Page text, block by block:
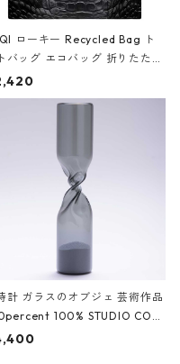
ローキー Recycled Bag ト
バッグ エコバッグ 折りたたみ
め 撥水加工 収納ポーチ CRO
Black クロコダイル/ブラ
計 ガラスのオブジェ 芸術作品
100% STUDIO COH
Timeless 100パーセント ス